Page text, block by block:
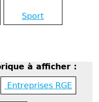
Sport
à afficher :
Entreprises RGE